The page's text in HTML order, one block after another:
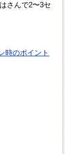
さんで2〜3セ
時のポイント